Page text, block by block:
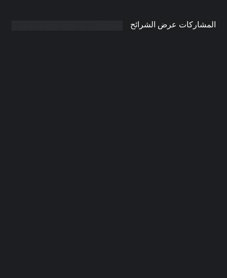
المشاركات عرض الشرائح